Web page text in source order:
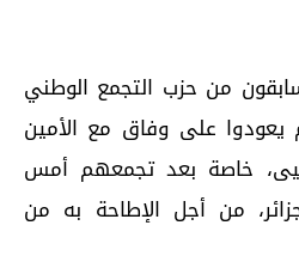
من حزب التجمع الوطني
يعودوا على وفاق مع الأمين
خاصة بعد تجمعهم أمس
من أجل الإطاحة به من